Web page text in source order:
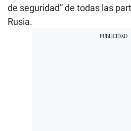
de seguridad” de todas las
Rusia.